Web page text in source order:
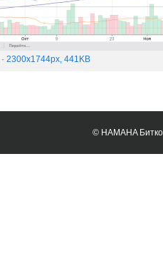
· 2300x1744px, 441KB
© HAMAHA